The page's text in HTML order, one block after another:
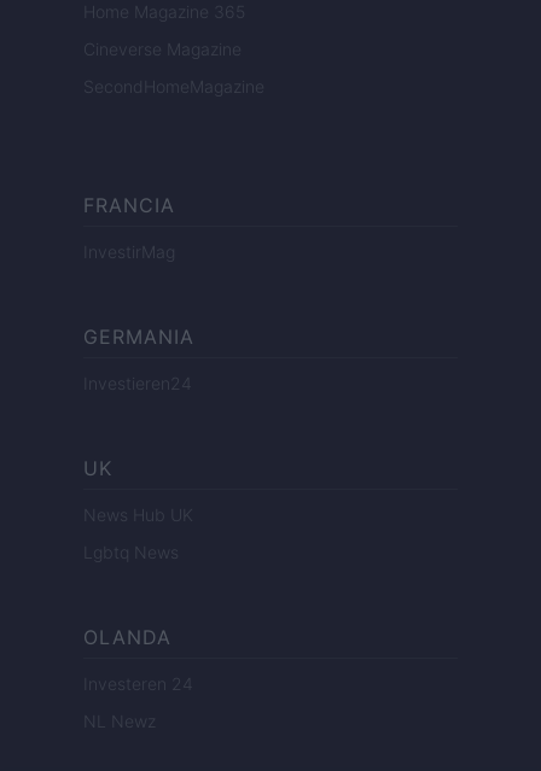
Home Magazine 365
Cineverse Magazine
SecondHomeMagazine
FRANCIA
InvestirMag
GERMANIA
Investieren24
UK
News Hub UK
Lgbtq News
OLANDA
Investeren 24
NL Newz